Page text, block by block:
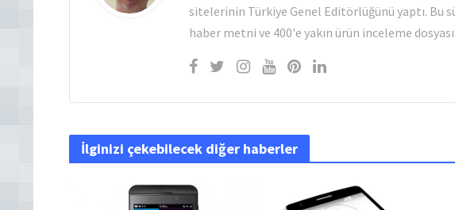
sitelerinin Türkiye Genel Editörlüğünü yaptı. Bu
haber metni ve 400'e yakın ürün inceleme
İlginizi çekebilecek diğer haberler